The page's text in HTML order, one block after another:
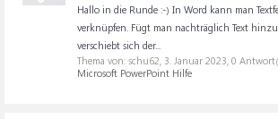
Hallo in die Runde :-) In Word kann man
verknüpfen. Fügt man nachträglich Text
verschiebt sich der...
Thema von: schu62, 3. Januar 2023, 0
Microsoft PowerPoint Hilfe